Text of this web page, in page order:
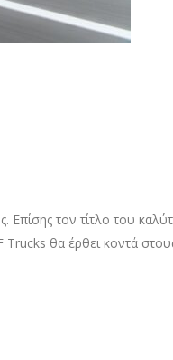
Επίσης τον τίτλο του
θα έρθει κοντά στους